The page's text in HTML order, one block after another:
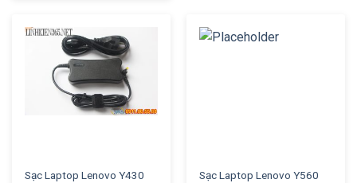
Sạc Laptop Lenovo Y430
Sạc Laptop Lenovo Y560